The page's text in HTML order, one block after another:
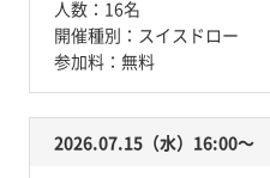
人数： 16名
開催種別： スイスドロー
参加料： 無料
2026.07.15（水）16:00〜